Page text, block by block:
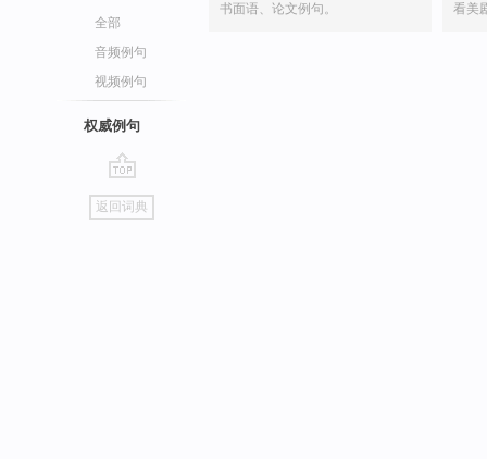
全部
音频例句
视频例句
权威例句
go
top
返回词典
书面语、论文例句。
看美